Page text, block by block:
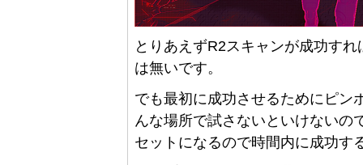
とりあえずR2スキャンが成功す
は無いです。
でも最初に成功させるためにピン
んな場所で試さないといけないの
セットになるので時間内に成功す